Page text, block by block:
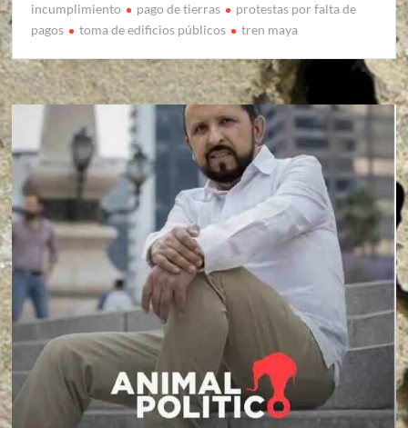
incumplimiento pago de tierras
protestas por falta de
pagos
toma de edificios públicos tren maya